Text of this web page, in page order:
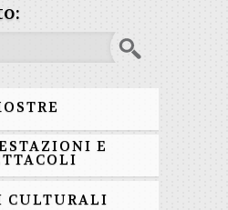
E
CULTURALI